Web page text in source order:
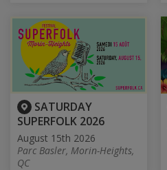
SATURDAY
SUPERFOLK 2026
August 15th 2026
Parc Basler, Morin-Heights,
QC